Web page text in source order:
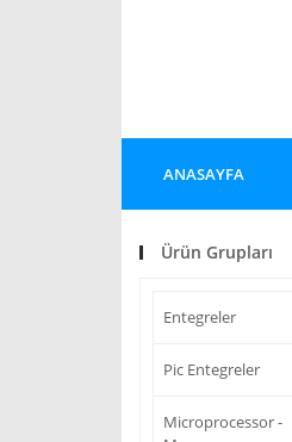
ANASAYFA
Ürün Grupları
Entegreler
Pic Entegreler
Microprocessor -